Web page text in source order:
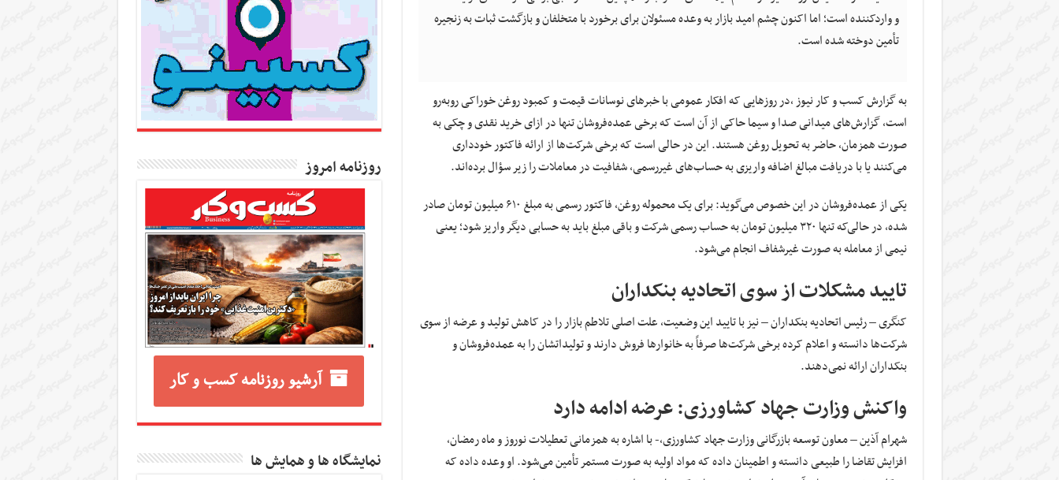
و واردکننده است؛ اما اکنون چشم امید بازار به وعده مسئولان برای برخورد با متخلفان و بازگشت ثبات به زنجیره
تأمین دوخته شده است.
به گزارش کسب و کار نیوز ،در روزهایی که افکار عمومی با خبرهای نوسانات قیمت و کمبود روغن خوراکی روبه‌رو
است، گزارش‌های میدانی صدا و سیما حاکی از آن است که برخی عمده‌فروشان تنها در ازای خرید نقدی و چکی به
صورت همزمان، حاضر به تحویل روغن هستند. این در حالی است که برخی شرکت‌ها از ارائه فاکتور خودداری
می‌کنند یا با دریافت مبالغ اضافه واریزی به حساب‌های غیررسمی، شفافیت در معاملات را زیر سؤال برده‌اند.
یکی از عمده‌فروشان در این خصوص می‌گوید: برای یک محموله روغن، فاکتور رسمی به مبلغ ۶۱۰ میلیون تومان صادر
شده، در حالی‌که تنها ۳۲۰ میلیون تومان به حساب رسمی شرکت و باقی مبلغ باید به حسابی دیگر واریز شود؛ یعنی
نیمی از معامله به صورت غیرشفاف انجام می‌شود.
تایید مشکلات از سوی اتحادیه بنکداران
کنگری – رئیس اتحادیه بنکداران – نیز با تایید این وضعیت، علت اصلی تلاطم بازار را در کاهش تولید و عرضه از سوی
شرکت‌ها دانسته و اعلام کرده برخی شرکت‌ها صرفاً به خانوارها فروش دارند و تولیداتشان را به عمده‌فروشان و
بنکداران ارائه نمی‌دهند.
واکنش وزارت جهاد کشاورزی: عرضه ادامه دارد
شهرام آذین – معاون توسعه بازرگانی وزارت جهاد کشاورزی،- با اشاره به همزمانی تعطیلات نوروز و ماه رمضان،
افزایش تقاضا را طبیعی دانسته و اطمینان داده که مواد اولیه به صورت مستمر تأمین می‌شود. او وعده داده که
روزنامه امروز
آرشیو روزنامه کسب و کار
نمایشگاه ها و همایش ها